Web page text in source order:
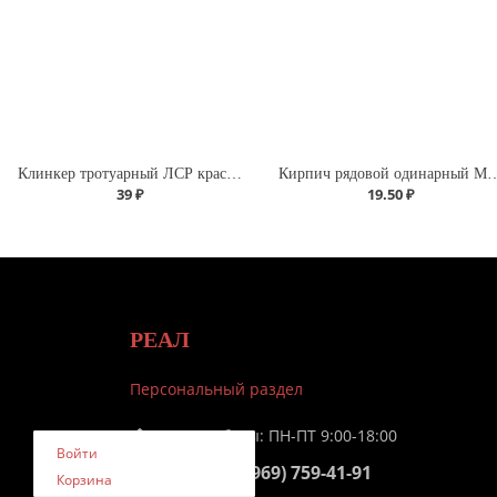
Войти
Корзина
39 ₽ 19.50 ₽
РЕАЛ
Персональный раздел
Время работы: ПН-ПТ 9:00-18:00
+7 (969) 759-41-91